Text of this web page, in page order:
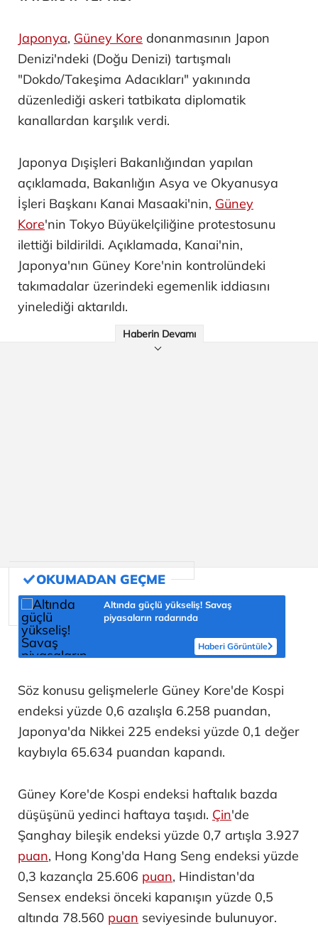
Japonya, Güney Kore donanmasının Japon
Denizi'ndeki (Doğu Denizi) tartışmalı
"Dokdo/Takeşima Adacıkları" yakınında
düzenlediği askeri tatbikata diplomatik
kanallardan karşılık verdi.
Japonya Dışişleri Bakanlığından yapılan
açıklamada, Bakanlığın Asya ve Okyanusya
İşleri Başkanı Kanai Masaaki'nin, Güney
Kore'nin Tokyo Büyükelçiliğine protestosunu
ilettiği bildirildi. Açıklamada, Kanai'nin,
Japonya'nın Güney Kore'nin kontrolündeki
takımadalar üzerindeki egemenlik iddiasını
yinelediği aktarıldı.
Haberin Devamı
Altında güçlü yükseliş! Savaş
piyasaların radarında
Haberi Görüntüle
Söz konusu gelişmelerle Güney Kore'de Kospi
endeksi yüzde 0,6 azalışla 6.258 puandan,
Japonya'da Nikkei 225 endeksi yüzde 0,1 değer
kaybıyla 65.634 puandan kapandı.
Güney Kore'de Kospi endeksi haftalık bazda
düşüşünü yedinci haftaya taşıdı. Çin'de
Şanghay bileşik endeksi yüzde 0,7 artışla 3.927
puan, Hong Kong'da Hang Seng endeksi yüzde
0,3 kazançla 25.606 puan, Hindistan'da
Sensex endeksi önceki kapanışın yüzde 0,5
altında 78.560 puan seviyesinde bulunuyor.